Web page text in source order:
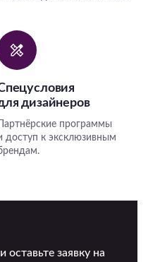
дизайнеров
Партнёрские программы
доступ к эксклюзивным
оставьте заявку на